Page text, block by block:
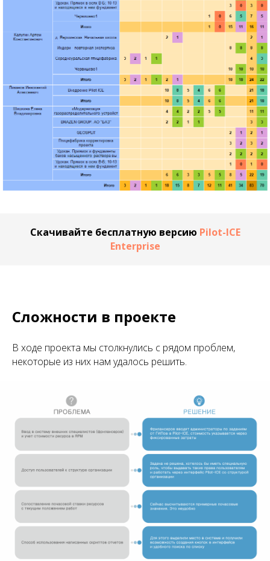
Скачивайте бесплатную версию Pilot-ICE
Enterprise
Сложности в проекте
В ходе проекта мы столкнулись с рядом проблем,
некоторые из них нам удалось решить.